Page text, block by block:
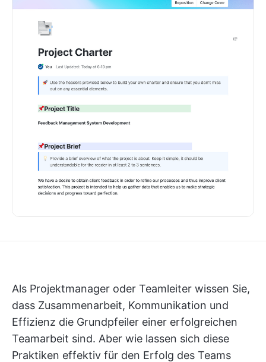
Als Projektmanager oder Teamleiter wissen Sie,
dass Zusammenarbeit, Kommunikation und
Effizienz die Grundpfeiler einer erfolgreichen
Teamarbeit sind. Aber wie lassen sich diese
Praktiken effektiv für den Erfolg des Teams